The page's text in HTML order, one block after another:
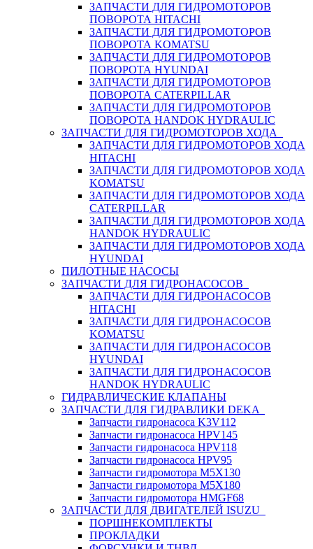
ЗАПЧАСТИ ДЛЯ ГИДРОМОТОРОВ
ПОВОРОТА HITACHI
ЗАПЧАСТИ ДЛЯ ГИДРОМОТОРОВ
ПОВОРОТА KOMATSU
ЗАПЧАСТИ ДЛЯ ГИДРОМОТОРОВ
ПОВОРОТА HYUNDAI
ЗАПЧАСТИ ДЛЯ ГИДРОМОТОРОВ
ПОВОРОТА CATERPILLAR
ЗАПЧАСТИ ДЛЯ ГИДРОМОТОРОВ
ПОВОРОТА HANDOK HYDRAULIC
ЗАПЧАСТИ ДЛЯ ГИДРОМОТОРОВ ХОДА
ЗАПЧАСТИ ДЛЯ ГИДРОМОТОРОВ ХОДА
HITACHI
ЗАПЧАСТИ ДЛЯ ГИДРОМОТОРОВ ХОДА
KOMATSU
ЗАПЧАСТИ ДЛЯ ГИДРОМОТОРОВ ХОДА
CATERPILLAR
ЗАПЧАСТИ ДЛЯ ГИДРОМОТОРОВ ХОДА
HANDOK HYDRAULIC
ЗАПЧАСТИ ДЛЯ ГИДРОМОТОРОВ ХОДА
HYUNDAI
ПИЛОТНЫЕ НАСОСЫ
ЗАПЧАСТИ ДЛЯ ГИДРОНАСОСОВ
ЗАПЧАСТИ ДЛЯ ГИДРОНАСОСОВ
HITACHI
ЗАПЧАСТИ ДЛЯ ГИДРОНАСОСОВ
KOMATSU
ЗАПЧАСТИ ДЛЯ ГИДРОНАСОСОВ
HYUNDAI
ЗАПЧАСТИ ДЛЯ ГИДРОНАСОСОВ
HANDOK HYDRAULIC
ГИДРАВЛИЧЕСКИЕ КЛАПАНЫ
ЗАПЧАСТИ ДЛЯ ГИДРАВЛИКИ DEKA
Запчасти гидронасоса K3V112
Запчасти гидронасоса HPV145
Запчасти гидронасоса HPV118
Запчасти гидронасоса HPV95
Запчасти гидромотора M5X130
Запчасти гидромотора M5X180
Запчасти гидромотора HMGF68
ЗАПЧАСТИ ДЛЯ ДВИГАТЕЛЕЙ ISUZU
ПОРШНЕКОМПЛЕКТЫ
ПРОКЛАДКИ